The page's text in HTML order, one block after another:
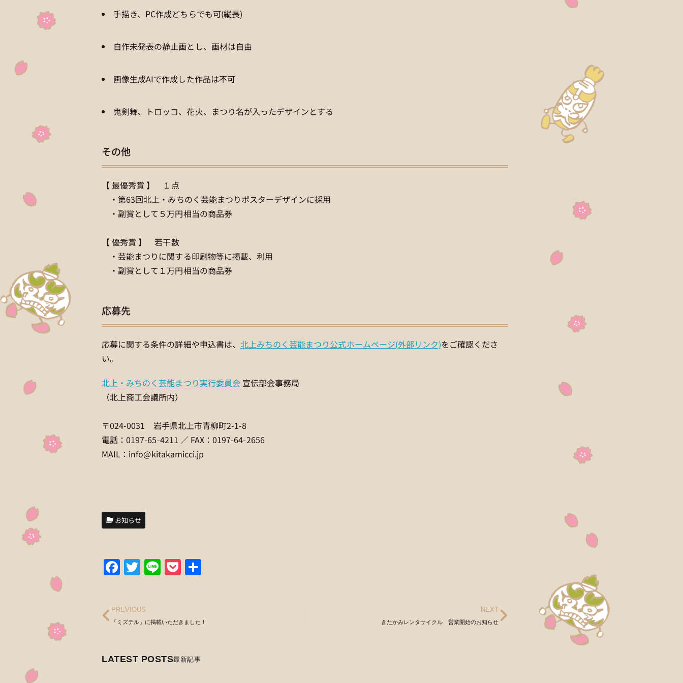
手描き、PC作成どちらでも可(縦長)
自作未発表の静止画とし、画材は自由
画像生成AIで作成した作品は不可
鬼剣舞、トロッコ、花火、まつり名が入ったデザインとする
その他
【 最優秀賞 】 １点
・第63回北上・みちのく芸能まつりポスターデザインに採用
・副賞として５万円相当の商品券
【 優秀賞 】 若干数
・芸能まつりに関する印刷物等に掲載、利用
・副賞として１万円相当の商品券
応募先
応募に関する条件の詳細や申込書は、 北上みちのく芸能まつり公式ホームページ(外部リンク)をご確認くださ
い。
北上・みちのく芸能まつり実行委員会宣伝部会事務局
（北上商工会議所内）
〒024-0031 岩手県北上市青柳町2-1-8
電話：0197-65-4211 ／ FAX：0197-64-2656
MAIL：info@kitakamicci.jp
お知らせ
Facebook
TwitterLinePocket
PREVIOUS
「ミズテル」に掲載いただきました！
NEXT
きたかみレンタサイクル 営業開始のお知らせ
LATEST POSTS最新記事